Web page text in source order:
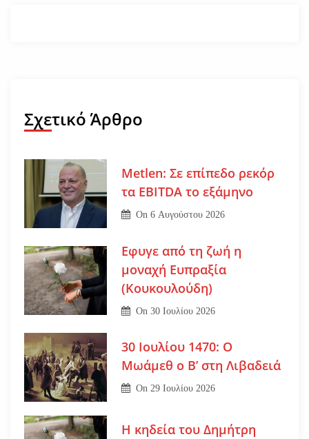
Σχετικό Άρθρο
Metlen: Σε επίπεδο ρεκόρ
τα EBITDA το εξάμηνο
On6 Αυγούστου 2026
Εφυγε από τη ζωή η
μοναχή Ευπραξία
(Κουκουλούδη)
On30 Ιουλίου 2026
30 Ιουλίου 1470: Ο
Μωάμεθ ο Β’ στη Λιβαδειά
On29 Ιουλίου 2026
Η κηδεία του Δημήτρη